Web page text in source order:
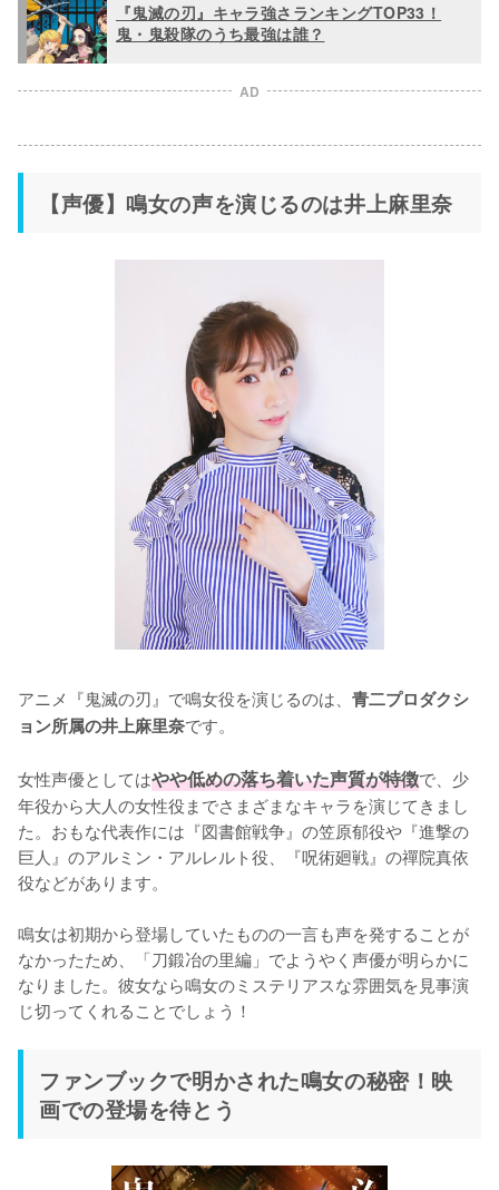
『鬼滅の刃』キャラ強さランキングTOP33！
鬼・鬼殺隊のうち最強は誰？
AD
【声優】鳴女の声を演じるのは井上麻里奈
アニメ『鬼滅の刃』で鳴女役を演じるのは、 青二プロダクシ
ョン所属の井上麻里奈です。
女性声優としてはやや低めの落ち着いた声質が特徴で、少
年役から大人の女性役までさまざまなキャラを演じてきまし
た。おもな代表作には『図書館戦争』の笠原郁役や『進撃の
巨人』のアルミン・アルレルト役、『呪術廻戦』の禪院真依
役などがあります。
鳴女は初期から登場していたものの一言も声を発することが
なかったため、「刀鍛冶の里編」でようやく声優が明らかに
なりました。彼女なら鳴女のミステリアスな雰囲気を見事演
じ切ってくれることでしょう！
ファンブックで明かされた鳴女の秘密！映
画での登場を待とう